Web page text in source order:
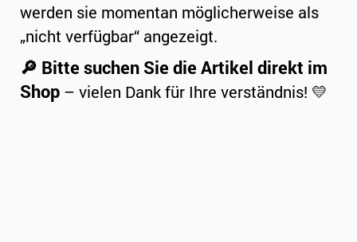
werden sie momentan möglicherweise als
„nicht verfügbar“ angezeigt.
🔎 Bitte suchen Sie die Artikel direkt im
Shop – vielen Dank für Ihre verständnis! 💛